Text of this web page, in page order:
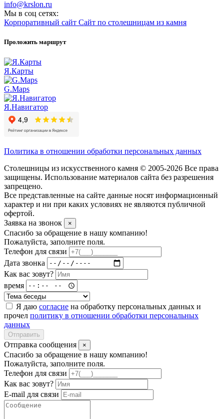
info@krslon.ru
Мы в соц сетях:
Корпоративный сайт Сайт по столешницам из камня
Проложить маршрут
Я.Карты
G.Maps
Я.Навигатор
Политика в отношении обработки персональных данных
Столешницы из искусственного камня © 2005-2026 Все права
защищены. Использование материалов сайта без разрешения
запрещено.
Все представленные на сайте данные носят информационный
характер и ни при каких условиях не являются публичной
офертой.
Заявка на звонок
×
Спасибо за обращение в нашу компанию!
Пожалуйста, заполните поля.
Телефон для связи
Дата звонка
Как вас зовут?
время
Я даю согласие на обработку персональных данных и
прочел политику в отношении обработки персональных
данных
Отправить
Отправка сообщения ×
Спасибо за обращение в нашу компанию!
Пожалуйста, заполните поля.
Телефон для связи
Как вас зовут?
E-mail для связи